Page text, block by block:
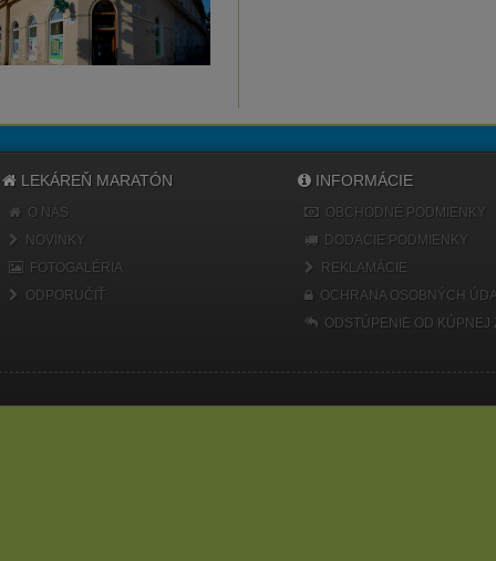
LEKÁREŇ MARATÓN
O NÁS
NOVINKY
FOTOGALÉRIA
ODPORUČIŤ
INFORMÁCIE
OBCHODNÉ PODMIENKY
DODACIE PODMIENKY
REKLAMÁCIE
OCHRANA OSOBNÝCH
ODSTÚPENIE OD KÚPNEJ